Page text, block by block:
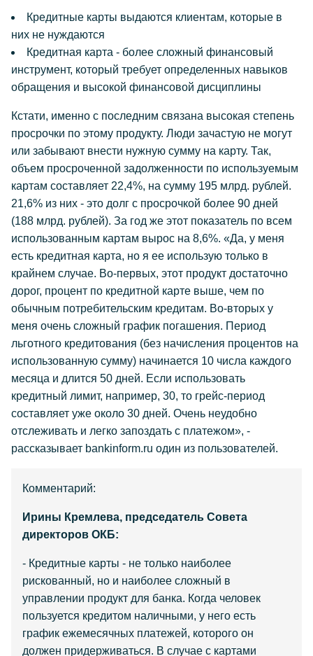
Кредитные карты выдаются клиентам, которые в
них не нуждаются
Кредитная карта - более сложный финансовый
инструмент, который требует определенных навыков
обращения и высокой финансовой дисциплины
Кстати, именно с последним связана высокая степень
просрочки по этому продукту. Люди зачастую не могут
или забывают внести нужную сумму на карту. Так,
объем просроченной задолженности по используемым
картам составляет 22,4%, на сумму 195 млрд. рублей.
21,6% из них - это долг с просрочкой более 90 дней
(188 млрд. рублей). За год же этот показатель по всем
использованным картам вырос на 8,6%. «Да, у меня
есть кредитная карта, но я ее использую только в
крайнем случае. Во-первых, этот продукт достаточно
дорог, процент по кредитной карте выше, чем по
обычным потребительским кредитам. Во-вторых у
меня очень сложный график погашения. Период
льготного кредитования (без начисления процентов на
использованную сумму) начинается 10 числа каждого
месяца и длится 50 дней. Если использовать
кредитный лимит, например, 30, то грейс-период
составляет уже около 30 дней. Очень неудобно
отслеживать и легко запоздать с платежом», -
рассказывает bankinform.ru один из пользователей.
Комментарий:
Ирины Кремлева, председатель Совета
директоров ОКБ:
- Кредитные карты - не только наиболее
рискованный, но и наиболее сложный в
управлении продукт для банка. Когда человек
пользуется кредитом наличными, у него есть
график ежемесячных платежей, которого он
должен придерживаться. В случае с картами